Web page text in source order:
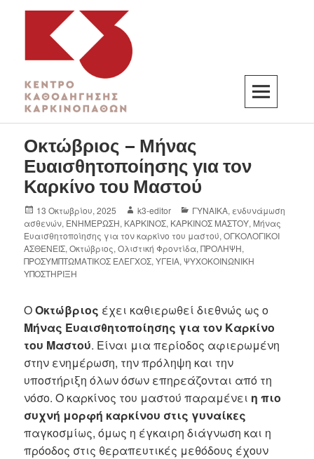
K3
ΚΕΝΤΡΟ ΚΑΘΟΔΗΓΗΣΗΣ ΚΑΡΚΙΝΟΠΑΘΩΝ
Οκτώβριος – Μήνας
Ευαισθητοποίησης για τον
Καρκίνο του Μαστού
13 Οκτωβρίου, 2025 k3-editor ΓΥΝΑΙΚΑ, ενδυνάμωση
ασθενών, ΕΝΗΜΕΡΩΣΗ, ΚΑΡΚΙΝΟΣ, ΚΑΡΚΙΝΟΣ ΜΑΣΤΟΥ, Μήνας
Ευαισθητοποίησης για τον καρκίνο του μαστού,ΟΓΚΟΛΟΓΙΚΟΙ
ΑΣΘΕΝΕΙΣ,Οκτώβριος,Ολιστική Φροντίδα,ΠΡΟΛΗΨΗ,
ΠΡΟΣΥΜΠΤΩΜΑΤΙΚΟΣ ΕΛΕΓΧΟΣ,ΥΓΕΙΑ,ΨΥΧΟΚΟΙΝΩΝΙΚΗ
ΥΠΟΣΤΗΡΙΞΗ
ΟΟκτώβριος έχει καθιερωθεί διεθνώς ως ο
Μήνας Ευαισθητοποίησης για τον Καρκίνο
του Μαστού. Είναι μια περίοδος αφιερωμένη
στην ενημέρωση, την πρόληψη και την
υποστήριξη όλων όσων επηρεάζονται από τη
νόσο. Ο καρκίνος του μαστού παραμένει η πιο
συχνή μορφή καρκίνου στις γυναίκες
παγκοσμίως, όμως η έγκαιρη διάγνωση και η
πρόοδος στις θεραπευτικές μεθόδους έχουν